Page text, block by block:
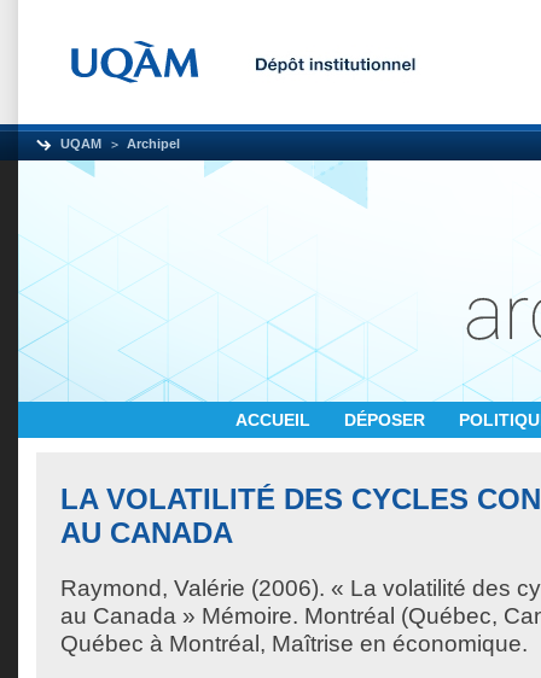
UQAM Archipel
ACCUEIL DÉPOSER
LA VOLATILITÉ DES CYCLES
AU CANADA
Raymond, Valérie (2006). « La volatilité des
au Canada » Mémoire. Montréal (Québec,
Québec à Montréal, Maîtrise en économique.